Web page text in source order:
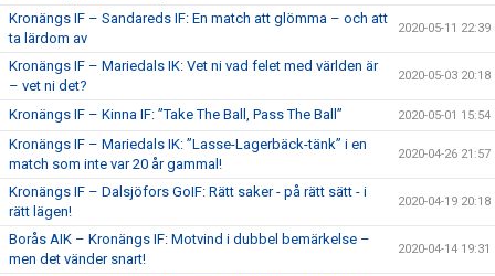
Kronängs IF – Sandareds IF: En match att glömma – och att
ta lärdom av
2020-05-11 22:39
Kronängs IF – Mariedals IK: Vet ni vad felet med världen är
– vet ni det?
2020-05-03 20:18
Kronängs IF – Kinna IF: ”Take The Ball, Pass The Ball” 2020-05-01 15:54
Kronängs IF – Mariedals IK: ”Lasse-Lagerbäck-tänk” i en
match som inte var 20 år gammal!
2020-04-26 21:57
Kronängs IF – Dalsjöfors GoIF: Rätt saker - på rätt sätt - i
rätt lägen!
2020-04-19 20:18
Borås AIK – Kronängs IF: Motvind i dubbel bemärkelse –
men det vänder snart!
2020-04-14 19:31